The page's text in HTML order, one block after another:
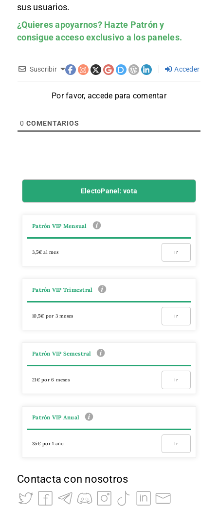
sus usuarios.
¿Quieres apoyarnos? Hazte Patróny
consigue acceso exclusivo a los paneles.
Suscribir Acceder
Por favor, accede para comentar
0 COMENTARIOS
ElectoPanel: vota
Patrón VIP Mensual
3,5€ al mes Ir
Patrón VIP Trimestral
10,5€ por 3 meses Ir
Patrón VIP Semestral
21€ por 6 meses Ir
Patrón VIP Anual
35€ por 1 año Ir
Contacta con nosotros